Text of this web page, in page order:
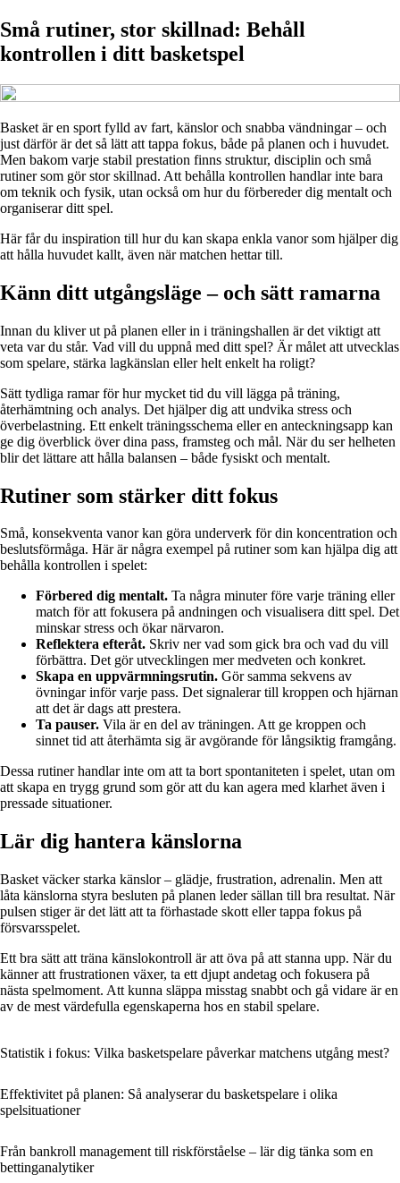
Små rutiner, stor skillnad: Behåll
kontrollen i ditt basketspel
Basket är en sport fylld av fart, känslor och snabba vändningar – och
just därför är det så lätt att tappa fokus, både på planen och i huvudet.
Men bakom varje stabil prestation finns struktur, disciplin och små
rutiner som gör stor skillnad. Att behålla kontrollen handlar inte bara
om teknik och fysik, utan också om hur du förbereder dig mentalt och
organiserar ditt spel.
Här får du inspiration till hur du kan skapa enkla vanor som hjälper dig
att hålla huvudet kallt, även när matchen hettar till.
Känn ditt utgångsläge – och sätt ramarna
Innan du kliver ut på planen eller in i träningshallen är det viktigt att
veta var du står. Vad vill du uppnå med ditt spel? Är målet att utvecklas
som spelare, stärka lagkänslan eller helt enkelt ha roligt?
Sätt tydliga ramar för hur mycket tid du vill lägga på träning,
återhämtning och analys. Det hjälper dig att undvika stress och
överbelastning. Ett enkelt träningsschema eller en anteckningsapp kan
ge dig överblick över dina pass, framsteg och mål. När du ser helheten
blir det lättare att hålla balansen – både fysiskt och mentalt.
Rutiner som stärker ditt fokus
Små, konsekventa vanor kan göra underverk för din koncentration och
beslutsförmåga. Här är några exempel på rutiner som kan hjälpa dig att
behålla kontrollen i spelet:
Förbered dig mentalt. Ta några minuter före varje träning eller
match för att fokusera på andningen och visualisera ditt spel. Det
minskar stress och ökar närvaron.
Reflektera efteråt. Skriv ner vad som gick bra och vad du vill
förbättra. Det gör utvecklingen mer medveten och konkret.
Skapa en uppvärmningsrutin. Gör samma sekvens av
övningar inför varje pass. Det signalerar till kroppen och hjärnan
att det är dags att prestera.
Ta pauser. Vila är en del av träningen. Att ge kroppen och
sinnet tid att återhämta sig är avgörande för långsiktig framgång.
Dessa rutiner handlar inte om att ta bort spontaniteten i spelet, utan om
att skapa en trygg grund som gör att du kan agera med klarhet även i
pressade situationer.
Lär dig hantera känslorna
Basket väcker starka känslor – glädje, frustration, adrenalin. Men att
låta känslorna styra besluten på planen leder sällan till bra resultat. När
pulsen stiger är det lätt att ta förhastade skott eller tappa fokus på
försvarsspelet.
Ett bra sätt att träna känslokontroll är att öva på att stanna upp. När du
känner att frustrationen växer, ta ett djupt andetag och fokusera på
nästa spelmoment. Att kunna släppa misstag snabbt och gå vidare är en
av de mest värdefulla egenskaperna hos en stabil spelare.
Statistik i fokus: Vilka basketspelare påverkar matchens utgång mest?
Effektivitet på planen: Så analyserar du basketspelare i olika
spelsituationer
Från bankroll management till riskförståelse – lär dig tänka som en
bettinganalytiker